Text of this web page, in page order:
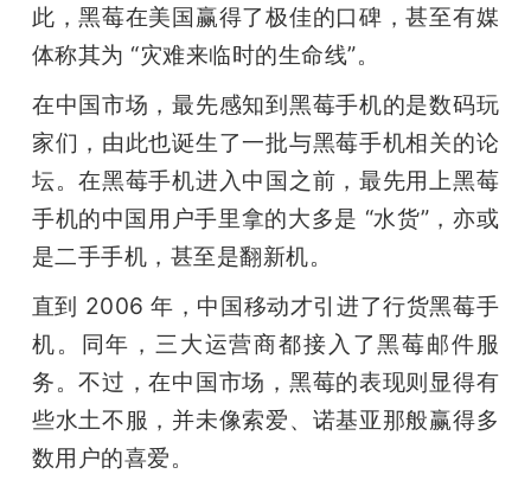
此，黑莓在美国赢得了极佳的口碑，甚至有媒
体称其为 “灾难来临时的生命线”。
在中国市场，最先感知到黑莓手机的是数码玩
家们，由此也诞生了一批与黑莓手机相关的论
坛。在黑莓手机进入中国之前，最先用上黑莓
手机的中国用户手里拿的大多是 “水货”，亦或
是二手手机，甚至是翻新机。
直到 2006 年，中国移动才引进了行货黑莓手
机。同年，三大运营商都接入了黑莓邮件服
务。不过，在中国市场，黑莓的表现则显得有
些水土不服，并未像索爱、诺基亚那般赢得多
数用户的喜爱。